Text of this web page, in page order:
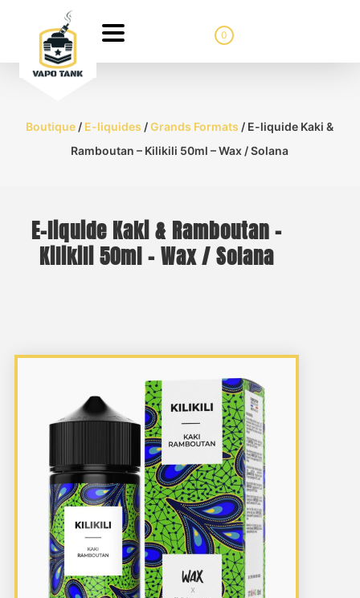
0
Boutique / E-liquides /Grands Formats / E-liquide Kaki &
Ramboutan – Kilikili 50ml – Wax / Solana
E-liquide Kaki & Ramboutan –
Kilikili 50ml – Wax / Solana